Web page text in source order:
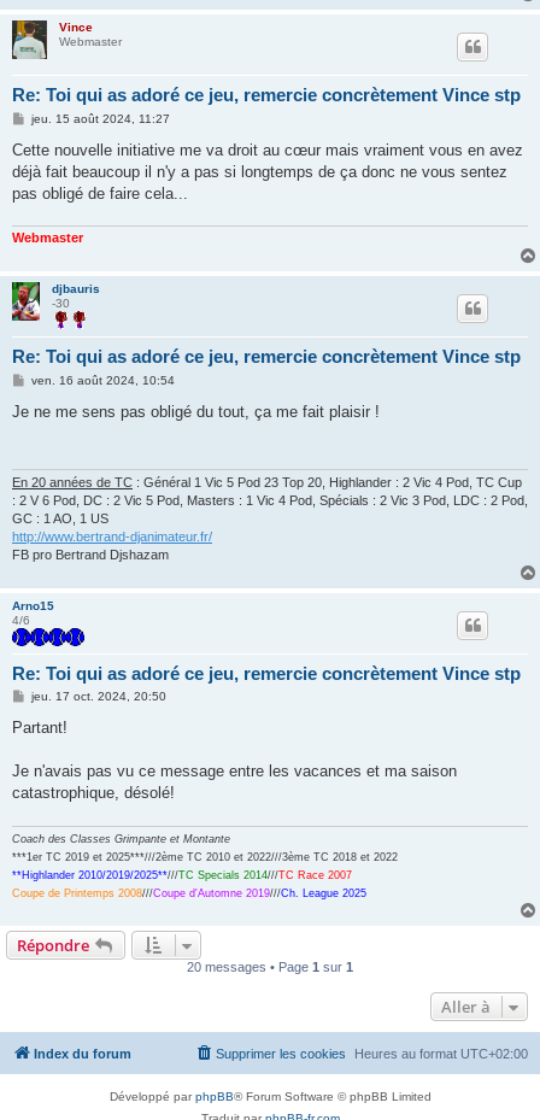
Vince
Webmaster
Re: Toi qui as adoré ce jeu, remercie concrètement Vince stp
M
s
a
g
jeu. 15 août 2024, 11:27
Cette nouvelle initiative me va droit au cœur mais vraiment vous en avez
déjà fait beaucoup il n'y a pas si longtemps de ça donc ne vous sentez
pas obligé de faire cela...
Webmaster
djbauris
-30
Re: Toi qui as adoré ce jeu, remercie concrètement Vince stp
M
s
ven. 16 août 2024, 10:54
Je ne me sens pas obligé du tout, ça me fait plaisir !
En 20 années de TC : Général 1 Vic 5 Pod 23 Top 20, Highlander : 2 Vic 4 Pod, TC Cup
: 2 V 6 Pod, DC : 2 Vic 5 Pod, Masters : 1 Vic 4 Pod, Spécials : 2 Vic 3 Pod, LDC : 2 Pod,
GC : 1 AO, 1 US
http://www.bertrand-djanimateur.fr/
FB pro Bertrand Djshazam
Arno15
4/6
Re: Toi qui as adoré ce jeu, remercie concrètement Vince stp
M
s
g
jeu. 17 oct. 2024, 20:50
Partant!
Je n'avais pas vu ce message entre les vacances et ma saison
catastrophique, désolé!
Coach des Classes Grimpante et Montante
***1er TC 2019 et 2025***///2ème TC 2010 et 2022///3ème TC 2018 et 2022
**Highlander 2010/2019/2025**///TC Specials 2014///TC Race 2007
Coupe de Printemps 2008///Coupe d'Automne 2019///Ch. League 2025
Répondre
20 messages • Page 1 sur 1
Aller à
Index du forum Heures au format UTC+02:00
Supprimer les cookies
Développé parphpBB® Forum Software © phpBB Limited